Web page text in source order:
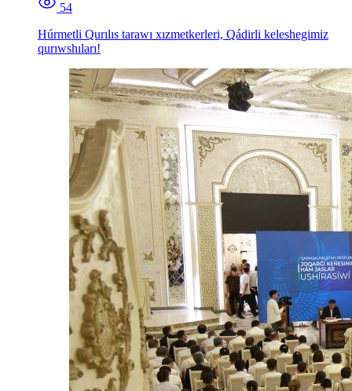
54
Húrmetli Qurılıs tarawı xızmetkerleri, Qádirli keleshegimiz
qurıwshıları!